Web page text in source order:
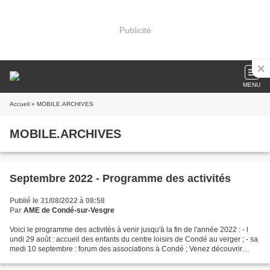
Publicité
MENU
Accueil » MOBILE.ARCHIVES
MOBILE.ARCHIVES
Septembre 2022 - Programme des activités
Publié le 31/08/2022 à 08:58
Par AME de Condé-sur-Vesgre
Voici le programme des activités à venir jusqu'à la fin de l'année 2022 : - l
undi 29 août : accueil des enfants du centre loisirs de Condé au verger ; - sa
medi 10 septembre : forum des associations à Condé ; Venez découvrir